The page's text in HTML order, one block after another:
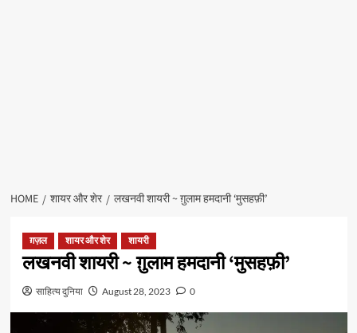
HOME शायर और शेर लखनवी शायरी ~ ग़ुलाम हमदानी ‘मुसहफ़ी’
ग़ज़ल शायर और शेर शायरी
लखनवी शायरी ~ ग़ुलाम हमदानी ‘मुसहफ़ी’
साहित्य दुनिया August 28, 2023 0